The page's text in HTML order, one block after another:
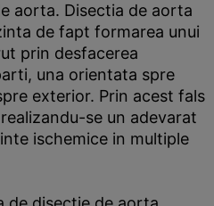
aorta. Disectia de aorta
de fapt formarea unui
prin desfacerea
una orientata spre
exterior. Prin acest fals
se un adevarat
ischemice in multiple